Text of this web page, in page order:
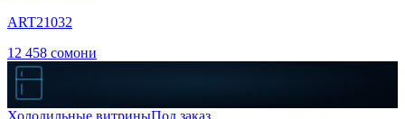
ART21032
12 458 сомони